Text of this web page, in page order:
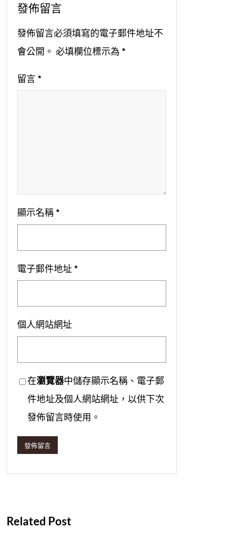
發佈留言
發佈留言必須填寫的電子郵件地址不
會公開。 必填欄位標示為 *
留言 *
顯示名稱 *
電子郵件地址 *
個人網站網址
在瀏覽器中儲存顯示名稱、電子郵
件地址及個人網站網址，以供下次
發佈留言時使用。
Related Post